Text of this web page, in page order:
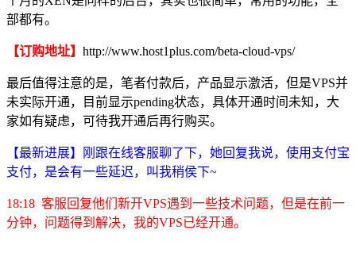
部都有。
【订购地址】 http://www.host1plus.com/beta-cloud-vps/
最后值得注意的是，笔者付款后，产品显示激活，但是VPS并
未实际开通，目前显示pending状态，具体开通时间未知，大
家如有疑虑，可待我开通后再行购买。
【最新进展】刚 跟在线客服聊了下，她回复我说，使用支付宝
支付，是会有一些延迟，叫我稍侯下~
18:18 客服回复他们新开VPS遇到一些技术问题，但是在前一
分钟，问题得到解决，我的VPS已经开通。